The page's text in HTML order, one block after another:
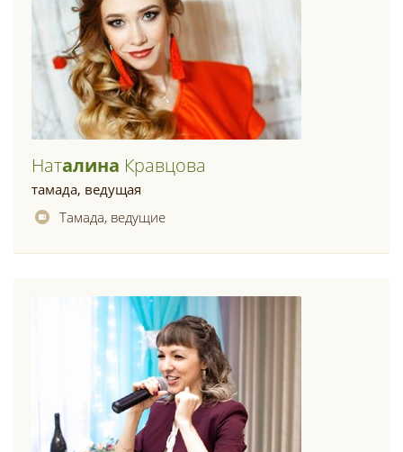
НатАлина Кравцова
тамада, ведущая
Тамада, ведущие